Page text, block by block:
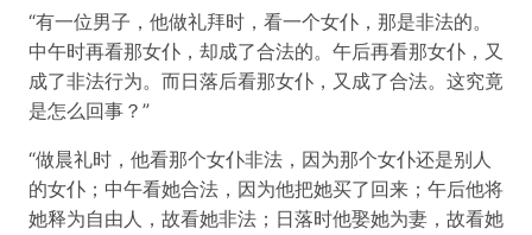
“有一位男子，他做礼拜时，看一个女仆，那是非法的。
中午时再看那女仆，却成了合法的。午后再看那女仆，又
成了非法行为。而日落后看那女仆，又成了合法。这究竟
是怎么回事？”
“做晨礼时，他看那个女仆非法，因为那个女仆还是别人
的女仆；中午看她合法，因为他把她买了回来；午后他将
她释为自由人，故看她非法；日落时他娶她为妻，故看她